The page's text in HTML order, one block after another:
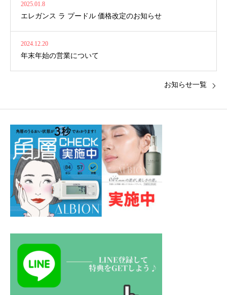
2025.01.8
エレガンス ラ プードル 価格改定のお知らせ
2024.12.20
年末年始の営業について
お知らせ一覧